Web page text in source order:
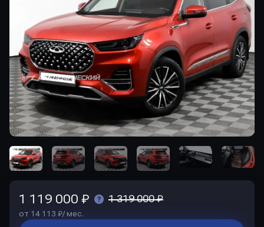
1 119 000 ₽ 1 319 000 ₽
от 14 113 ₽/ мес.